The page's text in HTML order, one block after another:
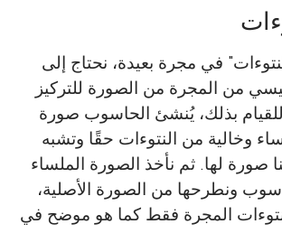
في مجرة بعيدة، نحتاج إلى
من المجرة من الصورة للتركيز
بذلك، يُنشئ الحاسوب صورة
وخالية من النتوءات حقًا وتشبه
صورة لها. ثم نأخذ الصورة الملساء
ونطرحها من الصورة الأصلية،
نتوءات المجرة فقط كما هو موضح في